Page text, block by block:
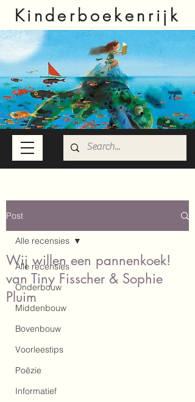
Kinderboekenrijk
Post
Alle recensies
Onderbouw
Middenbouw
Bovenbouw
Voorleestips
Poëzie
Informatief
Alle recensies
Wij willen een pannenkoek!
van Tiny Fisscher & Sophie
Pluim